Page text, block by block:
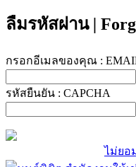
ลืมรหัสผ่าน |
กรอกอีเมลของคุณ :
รหัสยืนยัน : CAPCHA
ไม่ยอ